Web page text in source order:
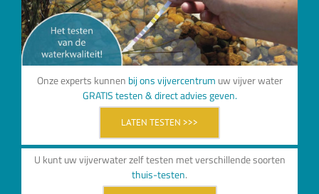
Onze experts kunnen bij ons vijvercentrum uw vijver water
GRATIS testen & direct advies geven.
LATEN TESTEN >>>
U kunt uw vijverwater zelf testen met verschillende soorten
thuis-testen.